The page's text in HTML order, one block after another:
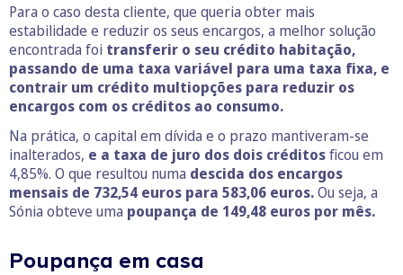
Para o caso desta cliente, que queria obter mais
estabilidade e reduzir os seus encargos, a melhor solução
encontrada foi transferir o seu crédito habitação,
passando de uma taxa variável para uma taxa fixa, e
contrair um crédito multiopções para reduzir os
encargos com os créditos ao consumo.
Na prática, o capital em dívida e o prazo mantiveram-se
inalterados, e a taxa de juro dos dois créditosficou em
4,85%. O que resultou numa descida dos encargos
mensais de 732,54 euros para 583,06 euros.Ou seja, a
Sónia obteve uma poupança de 149,48 euros por mês.
Poupança em casa